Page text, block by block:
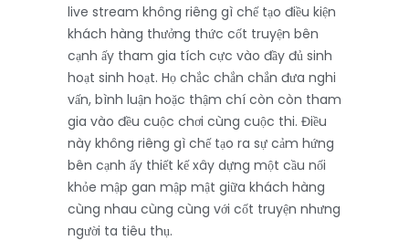
live stream không riêng gì chế tạo điều kiện
khách hàng thưởng thức cốt truyện bên
cạnh ấy tham gia tích cực vào đầy đủ sinh
hoạt sinh hoạt. Họ chắc chắn chắn đưa nghi
vấn, bình luận hoặc thậm chí còn còn tham
gia vào đều cuộc chơi cùng cuộc thi. Điều
này không riêng gì chế tạo ra sự cảm hứng
bên cạnh ấy thiết kế xây dựng một cầu nối
khỏe mập gan mập mật giữa khách hàng
cùng nhau cùng cùng với cốt truyện nhưng
người ta tiêu thụ.